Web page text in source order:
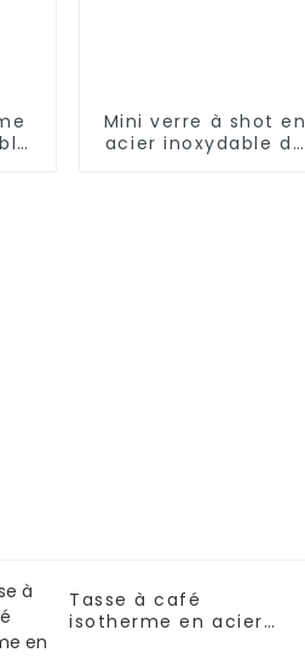
Mini verre à shot en
acier inoxydable de
Tasse à café
isotherme en acier